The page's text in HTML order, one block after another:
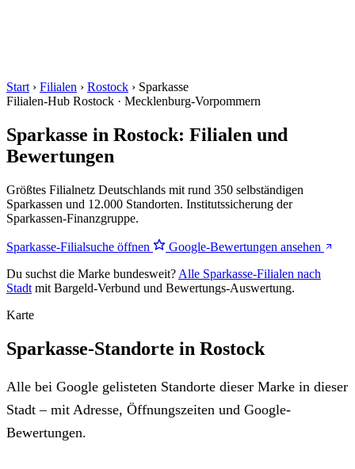
Start › Filialen › Rostock › Sparkasse
Filialen-Hub Rostock · Mecklenburg-Vorpommern
Sparkasse in Rostock: Filialen und
Bewertungen
Größtes Filialnetz Deutschlands mit rund 350 selbständigen
Sparkassen und 12.000 Standorten. Institutssicherung der
Sparkassen-Finanzgruppe.
Sparkasse-Filialsuche öffnen
Google-Bewertungen ansehen
Du suchst die Marke bundesweit? Alle Sparkasse-Filialen nach
Stadt mit Bargeld-Verbund und Bewertungs-Auswertung.
Karte
Sparkasse-Standorte in Rostock
Alle bei Google gelisteten Standorte dieser Marke in dieser
Stadt – mit Adresse, Öffnungszeiten und Google-
Bewertungen.